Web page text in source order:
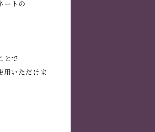
ートの
とで
用いただけま